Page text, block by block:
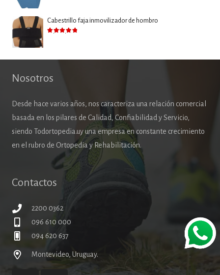
Cabestrillo faja inmovilizador de hombro
Valorado con
Nosotros
Desde hace varios años, nos caracteriza una relación comercial
basada en los pilares de Calidad, Confiabilidad y Servicio,
siendo Todortopedia.uy una empresa en constante crecimiento
en el rubro de Ortopedia y Rehabilitación.
Contactos
2200 0362
096 610 000
094 620 637
Montevideo, Uruguay.